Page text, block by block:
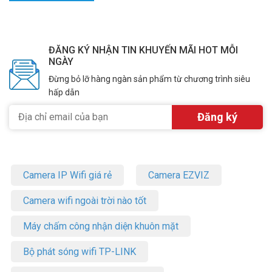
trên camera này không?
Không, camera không hỗ trợ Hik-Connect đồng thời khi đang dùng
kết nối wifi. Muốn xem từ xa qua Hik-Connect thì cần kết nối
camera bằng dây mạng hoặc qua PoE. Đây là điểm kỹ thuật quan
trọng cần lưu ý khi thiết kế phương án lắp đặt.
Motorized varifocal điều chỉnh được từ
thích có hỗ trợ tính năng này. Phần mềm iVMS-4200 hoặc các ứng
đầu ghi đang dùng có hỗ trợ motorized lens trước khi lắp đặt.
Camera dome IP66 có lắp được nơi hứng mưa
Có, IP66 chịu được tia nước mạnh từ mọi hướng bao gồm cả mưa
ĐĂNG KÝ NHẬN TIN KHUYẾN MÃI HOT MỖI
NGÀY
Đừng bỏ lỡ hàng ngàn sản phẩm từ chương trình siêu
hấp dẫn
Camera IP Wifi giá rẻ Camera EZVIZ
Camera wifi ngoài trời nào tốt
Máy chấm công nhận diện khuôn mặt
Bộ phát sóng wifi TP-LINK